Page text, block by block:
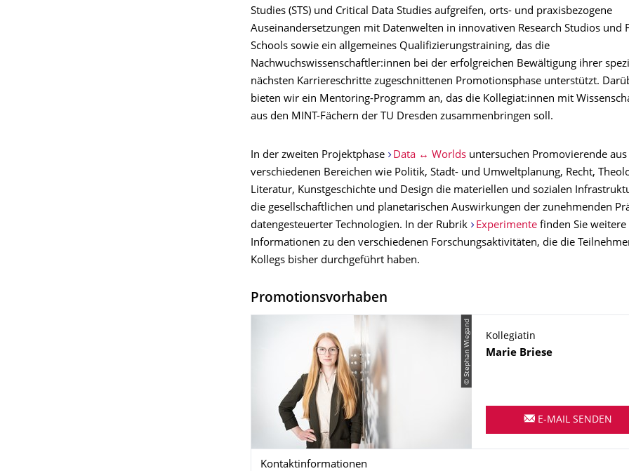
Studies (STS) und Critical Data Studies aufgreifen, orts- und praxisbezogene
Auseinandersetzungen mit Datenwelten in innovativen Research Studios und
Schools sowie ein allgemeines Qualifizierungstraining, das die
Nachwuchswissenschaftler:innen bei der erfolgreichen Bewältigung ihrer
nächsten Karriereschritte zugeschnittenen Promotionsphase unterstützt.
bieten wir ein Mentoring-Programm an, das die Kollegiat:innen mit
aus den MINT-Fächern der TU Dresden zusammenbringen soll.
In der zweiten Projektphase Data ↔ Worldsuntersuchen Promovierende aus
verschiedenen Bereichen wie Politik, Stadt- und Umweltplanung, Recht,
Literatur, Kunstgeschichte und Design die materiellen und sozialen
die gesellschaftlichen und planetarischen Auswirkungen der zunehmenden
datengesteuerter Technologien. In der Rubrik
Experimentefinden Sie weitere
Informationen zu den verschiedenen Forschungsaktivitäten, die die
Kollegs bisher durchgeführt haben.
Promotionsvorhaben
© Stephan Wiegand
Kollegiatin
Name
Marie Briese
E-MAIL SENDEN
Kontaktinformationen